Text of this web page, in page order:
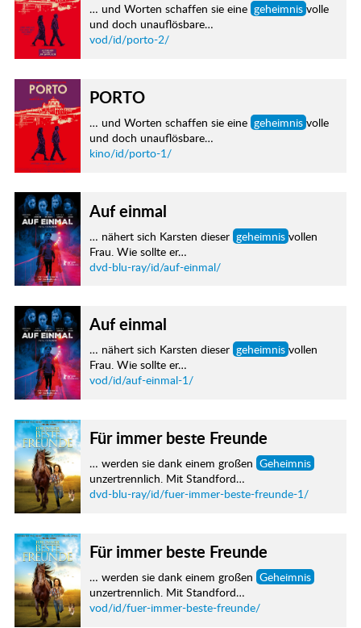
… und Worten schaffen sie eine geheimnis volle
und doch unauflösbare…
vod/id/porto-2/
PORTO
… und Worten schaffen sie eine geheimnis volle
und doch unauflösbare…
kino/id/porto-1/
Auf einmal
… nähert sich Karsten dieser geheimnis vollen
Frau. Wie sollte er…
dvd-blu-ray/id/auf-einmal/
Auf einmal
… nähert sich Karsten dieser geheimnis vollen
Frau. Wie sollte er…
vod/id/auf-einmal-1/
Für immer beste Freunde
… werden sie dank einem großen Geheimnis
unzertrennlich. Mit Standford…
dvd-blu-ray/id/fuer-immer-beste-freunde-1/
Für immer beste Freunde
… werden sie dank einem großen Geheimnis
unzertrennlich. Mit Standford…
vod/id/fuer-immer-beste-freunde/